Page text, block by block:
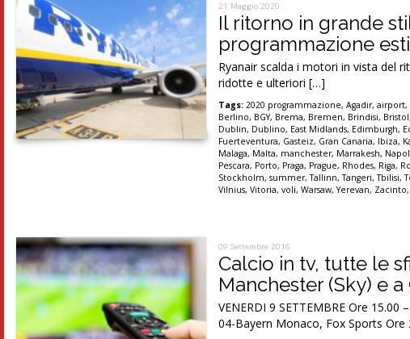
21 Maggio 2020
Il ritorno in grande
programmazione
Ryanair scalda i motori in vista del
ridotte e ulteriori […]
Tags: 2020 programmazione,Agadir,airport,
Berlino, BGY, Brema, Bremen, Brindisi, Bristol,
Dublin, Dublino, East Midlands, Edimburgh,
Fuerteventura, Gasteiz, Gran Canaria, Ibiza,
Malaga, Malta, manchester, Marrakesh,
Pescara, Porto, Praga, Prague, Rhodes, Riga,
Stockholm,summer,Tallinn,Tangeri,Tbilisi,
Vilnius,Vitoria,voli,Warsaw,Yerevan, Zacinto,
09 Settembre 2016
Calcio in tv, tutte le
Manchester (Sky) e
VENERDI 9 SETTEMBRE Ore
04-Bayern Monaco, Fox Sports Ore